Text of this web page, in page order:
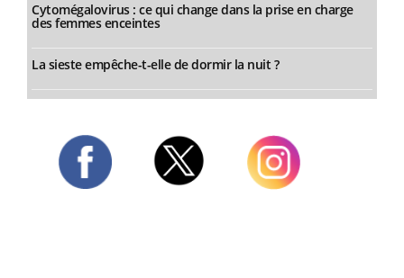
Cytomégalovirus : ce qui change dans la prise en charge
des femmes enceintes
La sieste empêche-t-elle de dormir la nuit ?